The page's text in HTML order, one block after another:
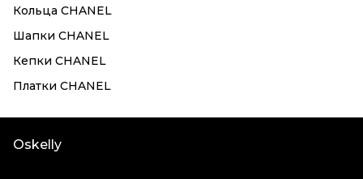
Кольца CHANEL
Шапки CHANEL
Кепки CHANEL
Платки CHANEL
Oskelly